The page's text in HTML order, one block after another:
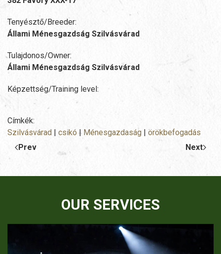
Tenyésztő/Breeder:
Állami Ménesgazdság Szilvásvárad
Tulajdonos/Owner:
Állami Ménesgazdság Szilvásvárad
Képzettség/Training level:
Címkék:
Szilvásvárad | csikó | Ménesgazdaság | örökbefogadás
Prev
Next
OUR SERVICES